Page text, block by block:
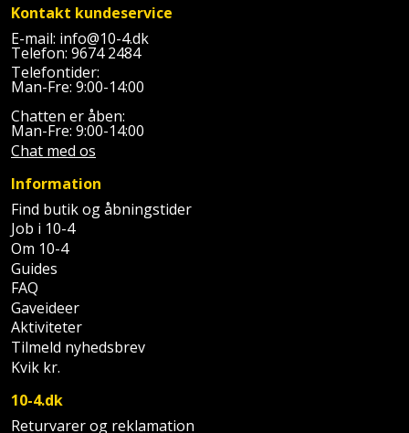
Skruer,
bolte
og
møtrikker
Skunklem
Søm
Sternbeklædning
Tag
og
tagplader
Terrassebrædder
Terrasseopklodsning
Murerværktøj
Nedstryger
Økse
Oliekande
Palleløfter
Polsøger
Profilsaks
Reb
snor
Gipsskruemaskine
Girafsliber
Girafsliber
tilbehør
Høvl
Industristøvsuger
Kantfræser
Kantlimer
Kantlimertilbehør
Kap-
Haveredskaber
Haveslange
og
tilbehør
Havetilbehør
Hegn
Højbede
Højtaler
Hylder
Jagt
fritid
Kontakt kundeservice
E-mail: info@10-4.dk
Telefon: 9674 2484
Telefontider:
Man-Fre: 9:00-14:00
Chatten er åben:
Man-Fre: 9:00-14:00
Chat med os
Information
Find butik og åbningstider
Job i 10-4
Om 10-4
Guides
FAQ
Gaveideer
Aktiviteter
Tilmeld nyhedsbrev
Kvik kr.
10-4.dk
Returvarer og reklamation